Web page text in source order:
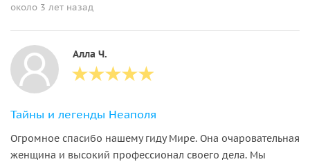
около 3 лет назад
Алла Ч.
Тайны и легенды Неаполя
Огромное спасибо нашему гиду Мире. Она очаровательная
женщина и высокий профессионал своего дела. Мы